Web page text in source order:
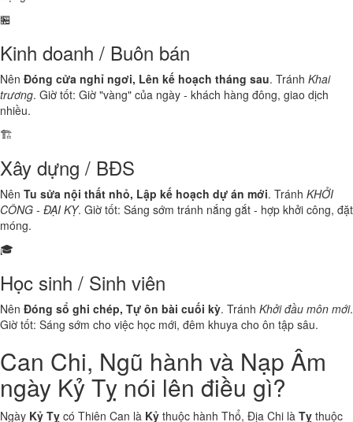
🏪
Kinh doanh / Buôn bán
Nên Đóng cửa nghỉ ngơi, Lên kế hoạch tháng sau. Tránh Khai
trương. Giờ tốt: Giờ "vàng" của ngày - khách hàng đông, giao dịch
nhiều.
🏗️
Xây dựng / BĐS
Nên Tu sửa nội thất nhỏ, Lập kế hoạch dự án mới. Tránh KHỞI
CÔNG - ĐẠI KỴ. Giờ tốt: Sáng sớm tránh nắng gắt - hợp khởi công, đặt
móng.
🎓
Học sinh / Sinh viên
Nên Đóng sổ ghi chép, Tự ôn bài cuối kỳ. Tránh Khởi đầu môn mới.
Giờ tốt: Sáng sớm cho việc học mới, đêm khuya cho ôn tập sâu.
Can Chi, Ngũ hành và Nạp Âm
ngày Kỷ Tỵ nói lên điều gì?
Ngày Kỷ Tỵ có Thiên Can là Kỷ thuộc hành Thổ, Địa Chi là Tỵ thuộc